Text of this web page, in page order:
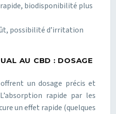
biodisponibilité plus
possibilité d’irritation
AU CBD : DOSAGE
un dosage précis et
rapide par les
un effet rapide (quelques